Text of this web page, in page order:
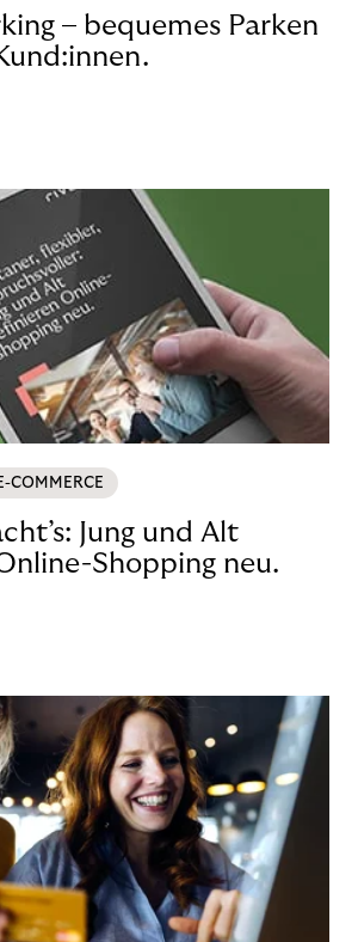
– bequemes Parken
COMMERCE
Jung und Alt
Shopping neu.